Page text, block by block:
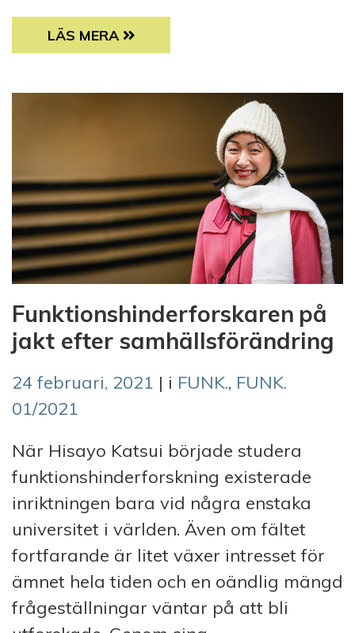
ÅRETS FÖRSTA FUNK. ÄR HÄR!
LÄS MERA
Funktionshinder­forskaren på
jakt efter samhällsförändring
24 februari, 2021 | i FUNK., FUNK.
01/2021
När Hisayo Katsui började studera
funktionshinderforskning existerade
inriktningen bara vid några enstaka
universitet i världen. Även om fältet
fortfarande är litet växer intresset för
ämnet hela tiden och en oändlig mängd
frågeställningar väntar på att bli